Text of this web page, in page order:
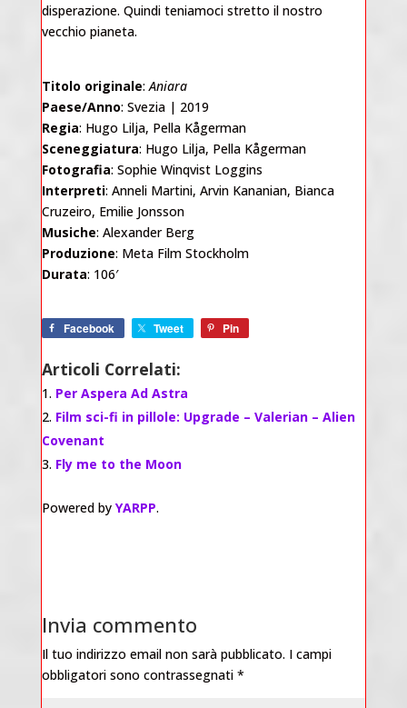
disperazione. Quindi teniamoci stretto il nostro
vecchio pianeta.
Titolo originale:Aniara
Paese/Anno: Svezia | 2019
Regia: Hugo Lilja, Pella Kågerman
Sceneggiatura: Hugo Lilja, Pella Kågerman
Fotografia: Sophie Winqvist Loggins
Interpreti: Anneli Martini, Arvin Kananian, Bianca
Cruzeiro, Emilie Jonsson
Musiche: Alexander Berg
Produzione: Meta Film Stockholm
Durata: 106′
Facebook Tweet Pin
Articoli Correlati:
Per Aspera Ad Astra
Film sci-fi in pillole: Upgrade – Valerian – Alien
Covenant
Fly me to the Moon
Powered by YARPP.
Invia commento
Il tuo indirizzo email non sarà pubblicato. I campi
obbligatori sono contrassegnati *